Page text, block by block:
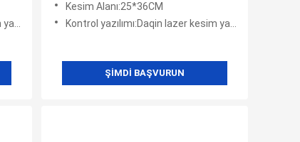
Kesim Alanı:25*36CM
Kontrol yazılımı:Daqin lazer kesim yazılımı
ŞIMDI BAŞVURUN